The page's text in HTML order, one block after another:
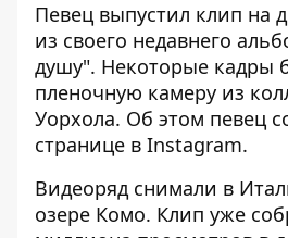
Певец выпустил клип на
из своего недавнего
душу". Некоторые кадры
пленочную камеру из
Уорхола. Об этом певец
странице в Instagram.
Видеоряд снимали в
озере Комо. Клип уже